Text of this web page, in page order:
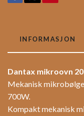
INFORMASJON
Dantax mikroovn
Mekanisk
700W.
Kompakt mekanisk